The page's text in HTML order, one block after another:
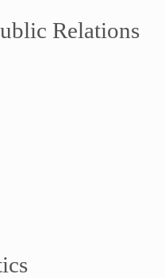
Relations